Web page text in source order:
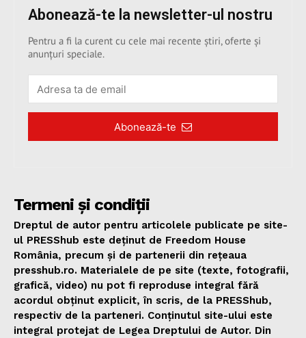
Abonează-te la newsletter-ul nostru
Pentru a fi la curent cu cele mai recente știri, oferte și
anunțuri speciale.
Abonează-te
Termeni și condiții
Dreptul de autor pentru articolele publicate pe site-
ul PRESShub este deținut de Freedom House
România, precum și de partenerii din rețeaua
presshub.ro. Materialele de pe site (texte, fotografii,
grafică, video) nu pot fi reproduse integral fără
acordul obținut explicit, în scris, de la PRESShub,
respectiv de la parteneri. Conținutul site-ului este
integral protejat de Legea Dreptului de Autor. Din